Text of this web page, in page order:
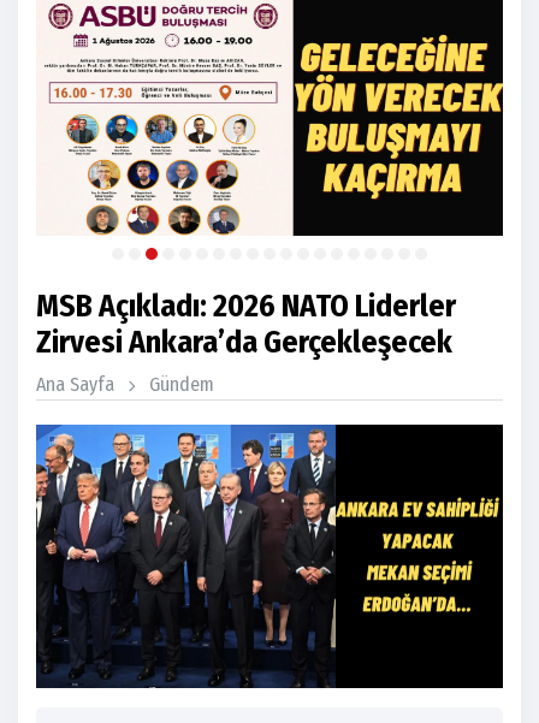
MSB Açıkladı: 2026 NATO Liderler
Zirvesi Ankara’da Gerçekleşecek
Ana Sayfa Gündem